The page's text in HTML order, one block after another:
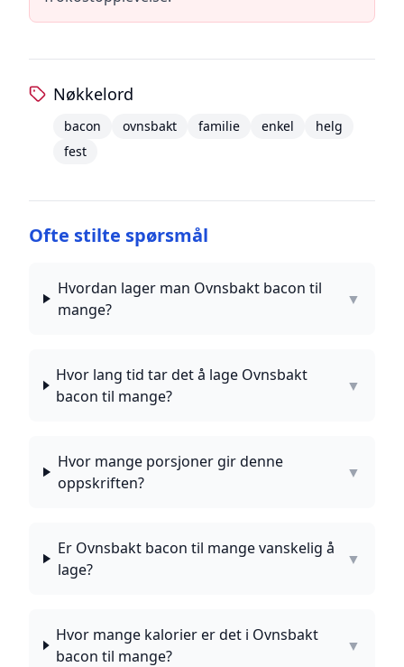
Nøkkelord
bacon ovnsbakt familie enkel
helg
fest
Ofte stilte spørsmål
Hvordan lager man Ovnsbakt bacon til
mange?
▼
Hvor lang tid tar det å lage Ovnsbakt
bacon til mange?
▼
Hvor mange porsjoner gir denne
oppskriften?
▼
Er Ovnsbakt bacon til mange vanskelig å
lage?
▼
Hvor mange kalorier er det i Ovnsbakt
bacon til mange?
▼